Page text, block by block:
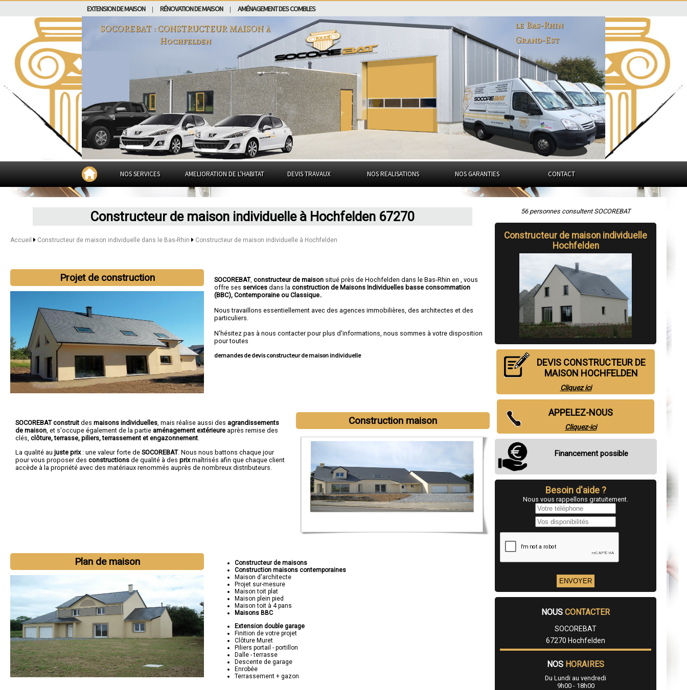
EXTENSION DE MAISON RÉNOVATION DE MAISON AMÉNAGEMENT DES COMBLES
SOCOREBAT : CONSTRUCTEUR MAISON à
Hochfelden
le Bas-Rhin
Grand-Est
NOS SERVICES AMELIORATION DE L'HABITAT DEVIS TRAVAUX NOS REALISATIONS NOS GARANTIES CONTACT
Constructeur de maison individuelle à Hochfelden 67270
Accueil Constructeur de maison individuelle dans le Bas-Rhin Constructeur de maison individuelle à Hochfelden
Projet de construction SOCOREBAT,constructeur de maison situé près de Hochfelden dans le Bas-Rhin en , vous
offre ses services dans laconstruction de Maisons Individuelles basse consommation
(BBC), Contemporaine ou Classique.
Nous travaillons essentiellement avec des agences immobilières, des architectes et des
particuliers.
N'hésitez pas à nous contacter pour plus d'informations, nous sommes à votre disposition
pour toutes
demandes de devis constructeur de maison individuelle
Nous intervenons aussi dans les villes suivantes :Strasbourg,Haguenau,Schiltigheim,Illkirch-
Graffenstaden ,Sélestat Lingolsheim,Bischwiller,Saverne,Obernai
Construction maison
SOCOREBAT construit des maisons individuelles , mais réalise aussi des agrandissements
de maison , et s'occupe également de la partie aménagement extérieure après remise des
clés, clôture, terrasse, piliers, terrassement et engazonnement
La qualité au juste prix: une valeur forte de SOCOREBAT. Nous nous battons chaque jour
pour vous proposer des constructions de qualité à des prixmaîtrisés afin que chaque client
accède à la propriété avec des matériaux renommés auprès de nombreux distributeurs.
Plan de maison
Constructeur de maisons
Construction maisons contemporaines
Maison d'architecte
Projet sur-mesure
Maison toit plat
Maison plein pied
Maison toit à 4 pans
Maisons BBC
Extension double garage
Finition de votre projet
Clôture Muret
Piliers portail - portillon
Dalle - terrasse
Descente de garage
Enrobée
Terrassement + gazon
56 personnes consultent SOCOREBAT
Constructeur de maison individuelle
Hochfelden
DEVIS CONSTRUCTEUR DE
MAISON HOCHFELDEN
Cliquez ici
APPELEZ-NOUS
Cliquez-ici
Financement possible
Besoin d'aide ?
Nous vous rappellons gratuitement.
NOUS CONTACTER
SOCOREBAT
67270 Hochfelden
NOS HORAIRES
Du Lundi au vendredi
9h00 - 18h00